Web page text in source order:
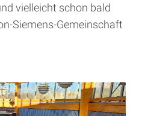
vielleicht schon bald
Siemens-Gemeinschaft